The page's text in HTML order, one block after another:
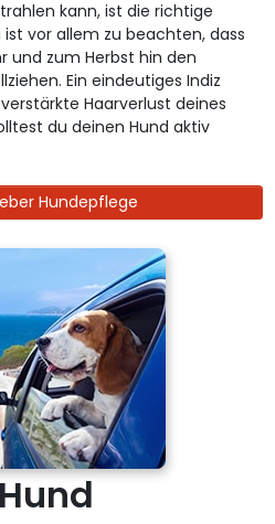
kann, ist die richtige
vor allem zu beachten, dass
und zum Herbst hin den
Ein eindeutiges Indiz
Haarverlust deines
du deinen Hund aktiv
Hundepflege